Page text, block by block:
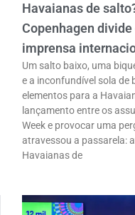
Havaianas de
Copenhagen
imprensa
Um salto baixo, uma
e a inconfundível sola de
elementos para a
lançamento entre os
Week e provocar uma
atravessou a passarela:
Havaianas de